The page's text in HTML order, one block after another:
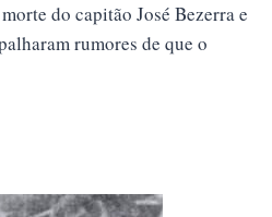
do capitão José Bezerra e
rumores de que o